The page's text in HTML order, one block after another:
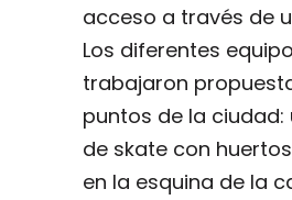
acceso a través de
Los diferentes
trabajaron
puntos de la ciudad:
de skate con
en la esquina de la